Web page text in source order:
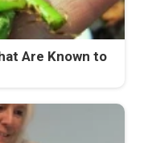
Are Known to